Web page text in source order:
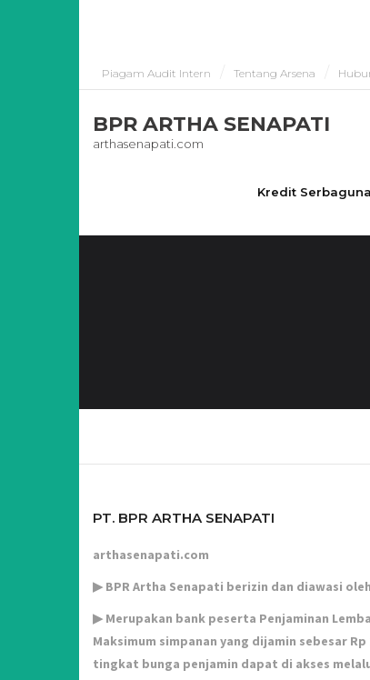
Piagam Audit Intern Tentang Arsena
BPR ARTHA SENAPATI
arthasenapati.com
Kredit Serbaguna
PT. BPR ARTHA SENAPATI
arthasenapati.com
▶ BPR Artha Senapati berizin dan diawasi
▶ Merupakan bank peserta Penjaminan
Maksimum simpanan yang dijamin sebesar
tingkat bunga penjamin dapat di akses